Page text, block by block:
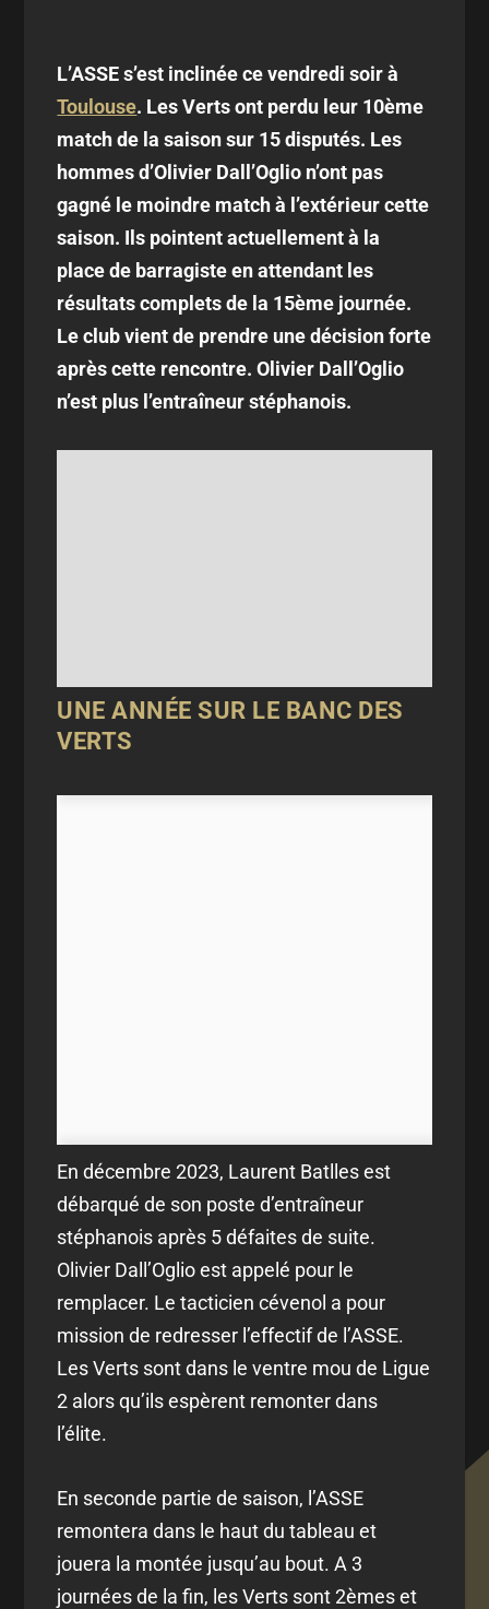
L’ASSE s’est inclinée ce vendredi soir à
Toulouse. Les Verts ont perdu leur 10ème
match de la saison sur 15 disputés. Les
hommes d’Olivier Dall’Oglio n’ont pas
gagné le moindre match à l’extérieur cette
saison. Ils pointent actuellement à la
place de barragiste en attendant les
résultats complets de la 15ème journée.
Le club vient de prendre une décision forte
après cette rencontre. Olivier Dall’Oglio
n’est plus l’entraîneur stéphanois.
UNE ANNÉE SUR LE BANC DES
VERTS
En décembre 2023, Laurent Batlles est
débarqué de son poste d’entraîneur
stéphanois après 5 défaites de suite.
Olivier Dall’Oglio est appelé pour le
remplacer. Le tacticien cévenol a pour
mission de redresser l’effectif de l’ASSE.
Les Verts sont dans le ventre mou de Ligue
2 alors qu’ils espèrent remonter dans
l’élite.
En seconde partie de saison, l’ASSE
remontera dans le haut du tableau et
jouera la montée jusqu’au bout. A 3
journées de la fin, les Verts sont 2èmes et